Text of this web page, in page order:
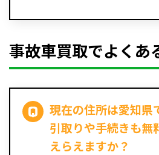
事故車買取でよくあ
現在の住所は愛知県
引取りや手続きも無
えらえますか？